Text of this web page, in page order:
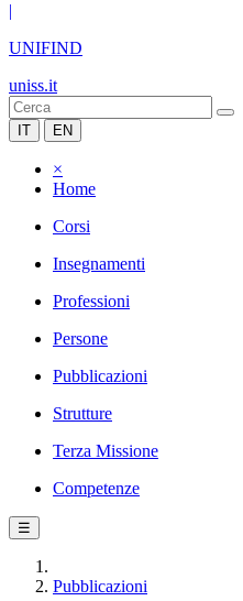
|
UNIFIND
uniss.it
IT EN
×
Home
Corsi
Insegnamenti
Professioni
Persone
Pubblicazioni
Strutture
Terza Missione
Competenze
☰
Pubblicazioni